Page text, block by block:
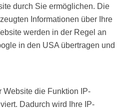
durch Sie ermöglichen. Die
Informationen über Ihre
werden in der Regel an
in den USA übertragen und
Website die Funktion IP-
Dadurch wird Ihre IP-